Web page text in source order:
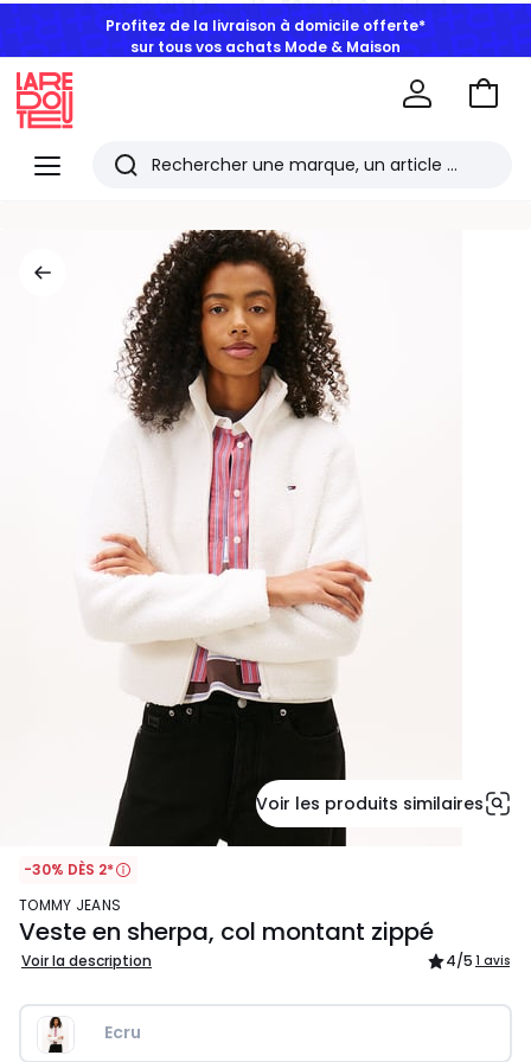
Profitez de la livraison à domicile offerte*
sur tous vos achats Mode & Maison
Menu
Redoute
Rechercher
derniers
articles
consultés
Aller
Voir les produits similaires
-30% DÈS 2*
TOMMY JEANS
Veste en sherpa, col montant zippé
Voir la description 4/5 1 avis
Ecru